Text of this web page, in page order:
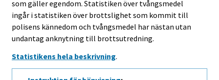
som gäller egendom. Statistiken över tvångsmedel
ingår i statistiken över brottslighet som kommit till
polisens kännedom och tvångsmedel har nästan utan
undantag anknytning till brottsutredning.
Statistikens hela beskrivning.